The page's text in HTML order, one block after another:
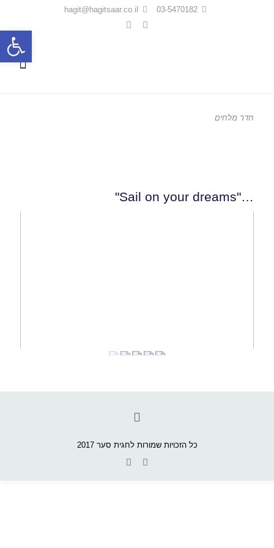
03-5470182
hagit@hagitsaar.co.il
חדר מלחים
"Sail on your dreams…"
כל הזכויות שמורות לחגית סער 2017
פתח